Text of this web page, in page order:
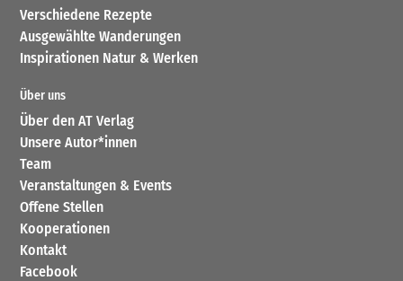
Verschiedene Rezepte
Ausgewählte Wanderungen
Inspirationen Natur & Werken
Über uns
Über den AT Verlag
Unsere Autor*innen
Team
Veranstaltungen & Events
Offene Stellen
Kooperationen
Kontakt
Facebook